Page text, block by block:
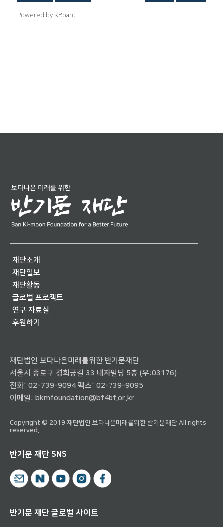
Powered by KBoard
재단소개
재단일보
재단활동
글로벌 프로젝트
연구 자료실
후원하기
재단법인 보다나은미래를위한 반기문재단
서울시 종로구 경희궁길 33 내자빌딩 5층 (우:03176)
전화: 02-739-9094 팩스: 02-739-9095
이메일: bkmfoundation@bf4bf.or.kr
Copyright © 2019 재단법인 보다나은미래를위한 반기문재단 All rights
reserved.
반기문 재단 SNS
반기문 재단 글로벌 사이트